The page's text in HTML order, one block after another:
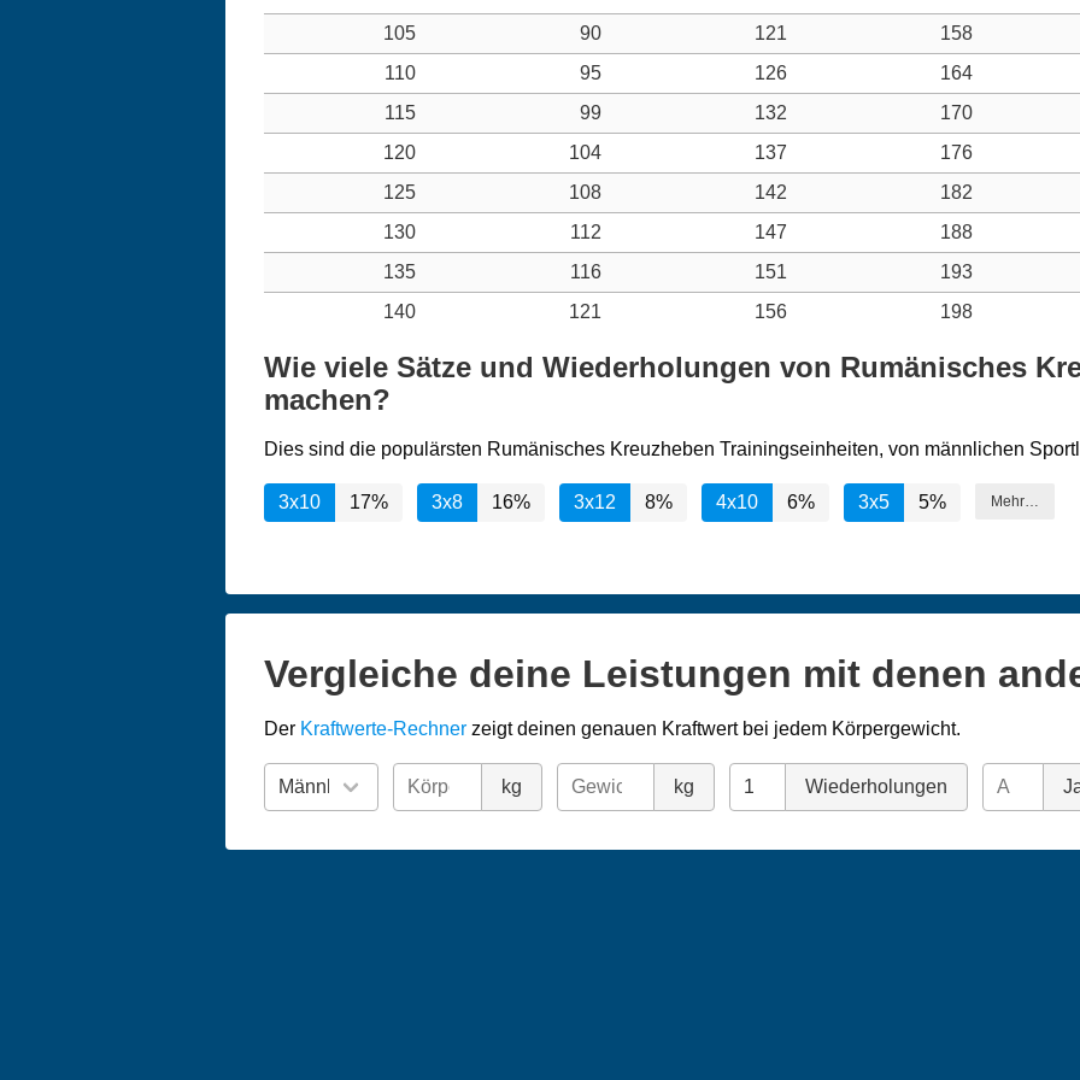
105
90 121
158
110
95 126
164
115
99 132
170
120
104 137
176
125
108 142
182
130
112 147
188
135
116 151
193
140
121 156 198
Wie viele Sätze und Wiederholungen von Rumänisches
machen?
Dies sind die populärsten Rumänisches Kreuzheben Trainingseinheiten, von männlichen
3x10 17% 3x8 16% 3x12 8% 4x10 6% 3x5 5% Mehr…
Vergleiche deine Leistungen mit denen
Der Kraftwerte-Rechner zeigt deinen genauen Kraftwert bei jedem Körpergewicht.
kg kg Wiederholungen